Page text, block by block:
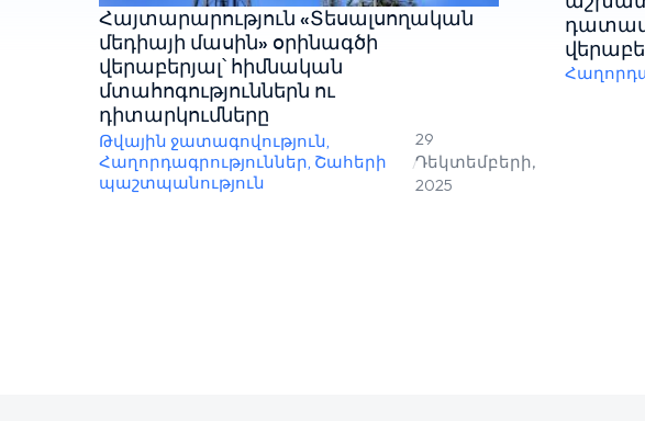
Հայտարարություն «Տեսալսողական
մեդիայի մասին» օրինագծի
վերաբերյալ՝ հիմնական
մտահոգություններն ու
դիտարկումները
Թվային ջատագովություն,
Հաղորդագրություններ, Շահերի
պաշտպանություն
/
29
Դեկտեմբերի,
2025